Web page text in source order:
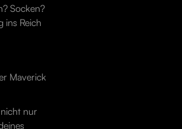
Socken?
ins Reich
Maverick
nur